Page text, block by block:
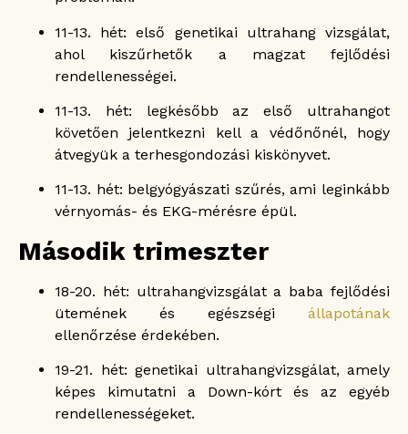
11-13. hét: első genetikai ultrahang vizsgálat,
ahol kiszűrhetők a magzat fejlődési
rendellenességei.
11-13. hét: legkésőbb az első ultrahangot
követően jelentkezni kell a védőnőnél, hogy
átvegyük a terhesgondozási kiskönyvet.
11-13. hét: belgyógyászati szűrés, ami leginkább
vérnyomás- és EKG-mérésre épül.
Második trimeszter
18-20. hét: ultrahangvizsgálat a baba fejlődési
ütemének és egészségi állapotának
ellenőrzése érdekében.
19-21. hét: genetikai ultrahangvizsgálat, amely
képes kimutatni a Down-kórt és az egyéb
rendellenességeket.